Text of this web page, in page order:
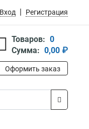
Вход Регистрация
Товаров: 0
Сумма: 0,00 ₽
Оформить заказ